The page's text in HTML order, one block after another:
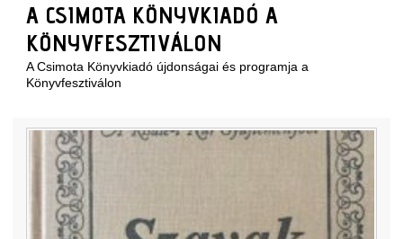
A CSIMOTA KÖNYVKIADÓ A
KÖNYVFESZTIVÁLON
A Csimota Könyvkiadó újdonságai és programja a
Könyvfesztiválon